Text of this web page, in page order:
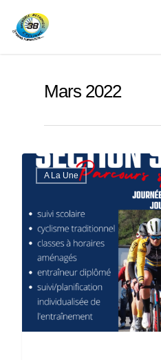
Mars 2022
A La Une